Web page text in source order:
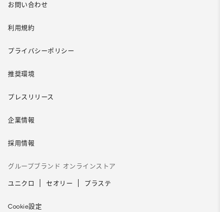
お問い合わせ
利用規約
プライバシーポリシー
推奨環境
プレスリリース
企業情報
採用情報
グループブランド オンラインストア
ユニクロ セオリー プラステ
Cookie設定